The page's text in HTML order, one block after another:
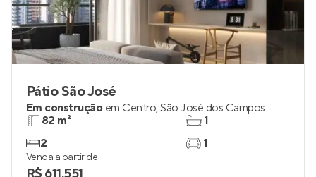
Pátio São José
Em construção em Centro,São José dos Campos
82 m²
2
1
1
Venda a partir de